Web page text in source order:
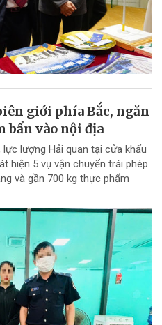
giới phía Bắc, ngăn
bẩn vào nội địa
lượng Hải quan tại cửa khẩu
hiện 5 vụ vận chuyển trái phép
và gần 700 kg thực phẩm